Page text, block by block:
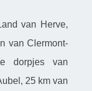
van Herve,
van Clermont-
dorpjes van
25 km van